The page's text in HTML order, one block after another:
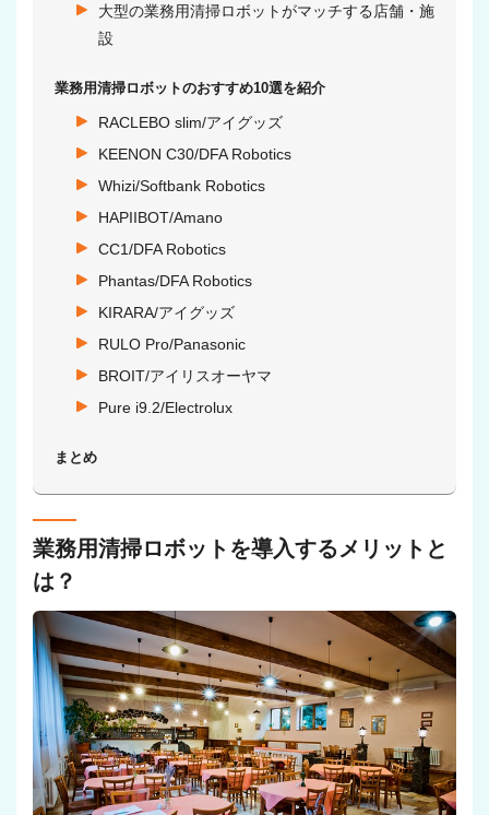
大型の業務用清掃ロボットがマッチする店舗・施
設
業務用清掃ロボットのおすすめ10選を紹介
RACLEBO slim/アイグッズ
KEENON C30/DFA Robotics
Whizi/Softbank Robotics
HAPIIBOT/Amano
CC1/DFA Robotics
Phantas/DFA Robotics
KIRARA/アイグッズ
RULO Pro/Panasonic
BROIT/アイリスオーヤマ
Pure i9.2/Electrolux
まとめ
業務用清掃ロボットを導入するメリットと
は？